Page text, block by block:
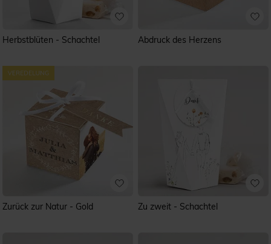
Herbstblüten - Schachtel Abdruck des Herzens
Zurück zur Natur - Gold Zu zweit - Schachtel